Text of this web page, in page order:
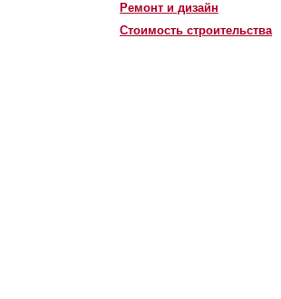
Ремонт и дизайн
Стоимость строительства